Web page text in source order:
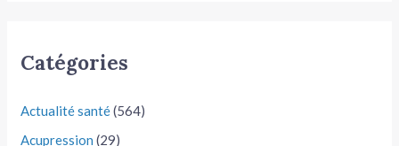
Catégories
Actualité santé(564)
Acupression (29)